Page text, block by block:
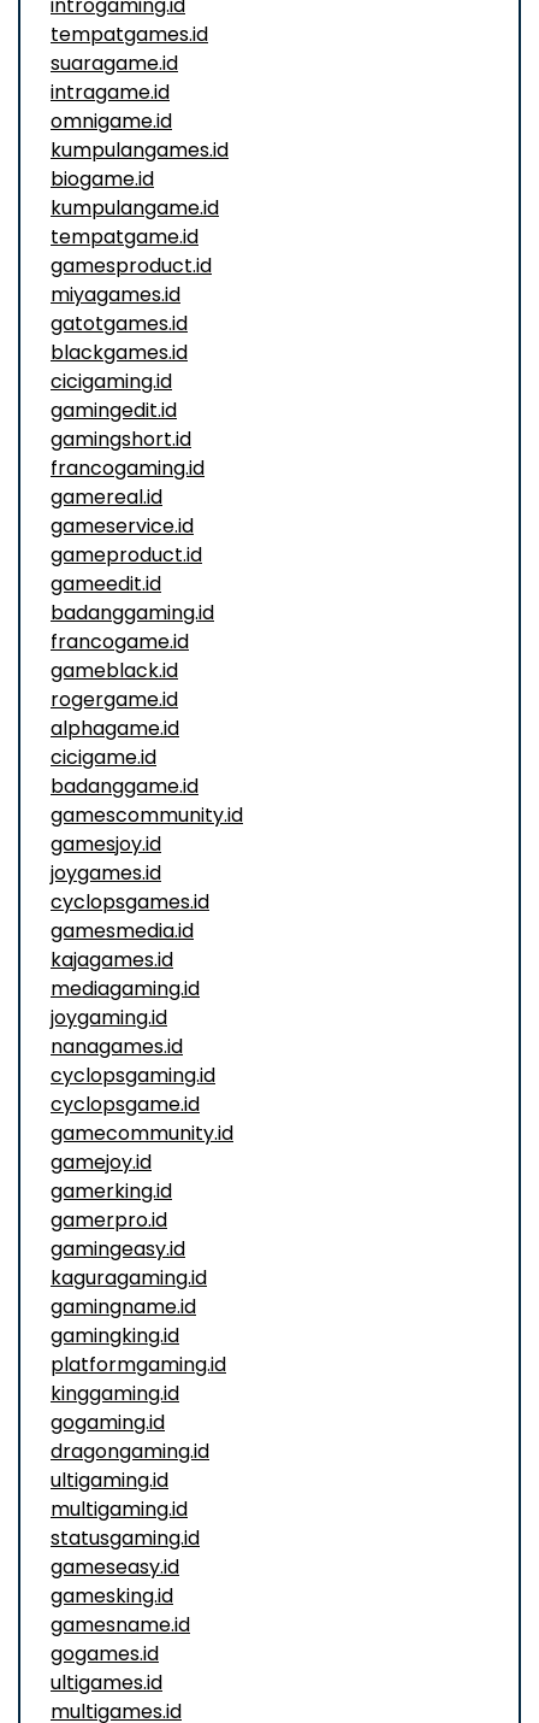
introgaming.id
tempatgames.id
suaragame.id
intragame.id
omnigame.id
kumpulangames.id
biogame.id
kumpulangame.id
tempatgame.id
gamesproduct.id
miyagames.id
gatotgames.id
blackgames.id
cicigaming.id
gamingedit.id
gamingshort.id
francogaming.id
gamereal.id
gameservice.id
gameproduct.id
gameedit.id
badanggaming.id
francogame.id
gameblack.id
rogergame.id
alphagame.id
cicigame.id
badanggame.id
gamescommunity.id
gamesjoy.id
joygames.id
cyclopsgames.id
gamesmedia.id
kajagames.id
mediagaming.id
joygaming.id
nanagames.id
cyclopsgaming.id
cyclopsgame.id
gamecommunity.id
gamejoy.id
gamerking.id
gamerpro.id
gamingeasy.id
kaguragaming.id
gamingname.id
gamingking.id
platformgaming.id
kinggaming.id
gogaming.id
dragongaming.id
ultigaming.id
multigaming.id
statusgaming.id
gameseasy.id
gamesking.id
gamesname.id
gogames.id
ultigames.id
multigames.id